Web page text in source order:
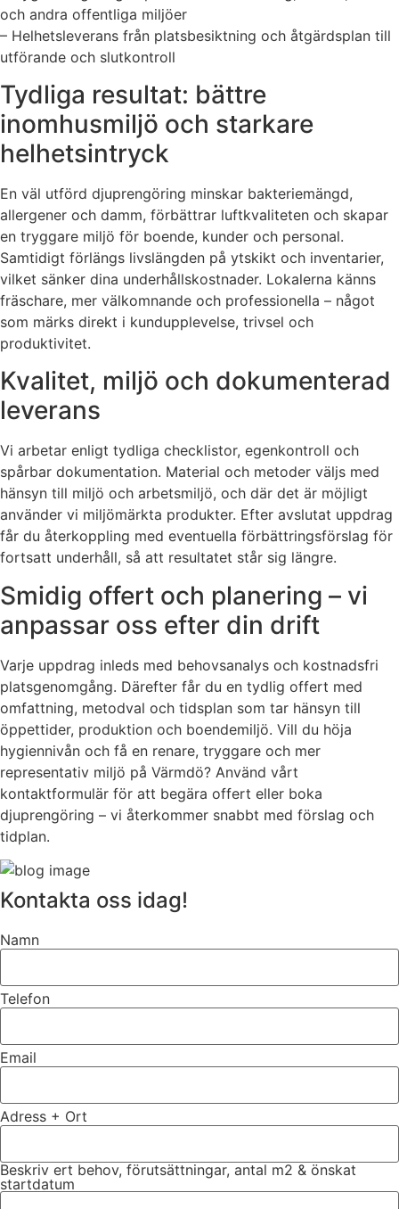
och andra offentliga miljöer
– Helhetsleverans från platsbesiktning och åtgärdsplan till
utförande och slutkontroll
Tydliga resultat: bättre
inomhusmiljö och starkare
helhetsintryck
En väl utförd djuprengöring minskar bakteriemängd,
allergener och damm, förbättrar luftkvaliteten och skapar
en tryggare miljö för boende, kunder och personal.
Samtidigt förlängs livslängden på ytskikt och inventarier,
vilket sänker dina underhållskostnader. Lokalerna känns
fräschare, mer välkomnande och professionella – något
som märks direkt i kundupplevelse, trivsel och
produktivitet.
Kvalitet, miljö och dokumenterad
leverans
Vi arbetar enligt tydliga checklistor, egenkontroll och
spårbar dokumentation. Material och metoder väljs med
hänsyn till miljö och arbetsmiljö, och där det är möjligt
använder vi miljömärkta produkter. Efter avslutat uppdrag
får du återkoppling med eventuella förbättringsförslag för
fortsatt underhåll, så att resultatet står sig längre.
Smidig offert och planering – vi
anpassar oss efter din drift
Varje uppdrag inleds med behovsanalys och kostnadsfri
platsgenomgång. Därefter får du en tydlig offert med
omfattning, metodval och tidsplan som tar hänsyn till
öppettider, produktion och boendemiljö. Vill du höja
hygiennivån och få en renare, tryggare och mer
representativ miljö på Värmdö? Använd vårt
kontaktformulär för att begära offert eller boka
djuprengöring – vi återkommer snabbt med förslag och
tidplan.
Kontakta oss idag!
Namn
Telefon
Email
Adress + Ort
Beskriv ert behov, förutsättningar, antal m2 & önskat
startdatum